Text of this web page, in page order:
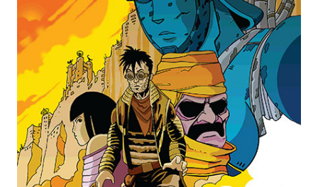
Spazio Cagliostro@Lucca 2016
Spazio Cagliostro@Lucca 2017
Casa Cagliostro@Lucca2018
#baseLUna@Lucca 2019
PUBBLICAZIONI
Fumetti